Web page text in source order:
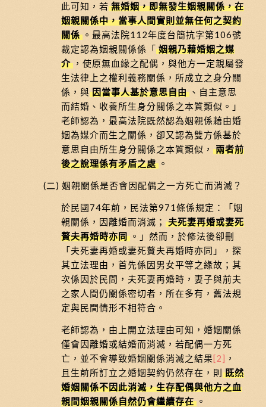
此可知，若 無婚姻，即無發生姻親關係，在
姻親關係中，當事人間實則並無任何之契約
關係 。最高法院112年度台簡抗字第106號
裁定認為姻親關係係「 姻親乃藉婚姻之媒
介 ，使原無血緣之配偶，與他方一定親屬發
生法律上之權利義務關係，所成立之身分關
係，與 因當事人基於意思自由 、自主意思
而結婚、收養所生身分關係之本質類似。」
老師認為，最高法院既然認為姻親係藉由婚
姻為媒介而生之關係，卻又認為雙方係基於
意思自由所生身分關係之本質類似， 兩者前
後之說理係有矛盾之處 。
(二) 姻親關係是否會因配偶之一方死亡而消滅？
於民國74年前，民法第971條係規定：「姻
親關係，因離婚而消滅； 夫死妻再婚或妻死
贅夫再婚時亦同 。」然而，於修法後卻刪
「夫死妻再婚或妻死贅夫再婚時亦同」，探
其立法理由，首先係因男女平等之緣故；其
次係因於民間，夫死妻再婚時，妻子與前夫
之家人間仍關係密切者，所在多有，舊法規
定與民間情形不相符合。
老師認為，由上開立法理由可知，婚姻關係
僅會因離婚或結婚而消滅，若配偶一方死
亡，並不會導致婚姻關係消滅之結果[2] ，
且生前所訂立之婚姻契約仍然存在，則 既然
婚姻關係不因此消滅，生存配偶與他方之血
親間姻親關係自然仍會繼續存在 。